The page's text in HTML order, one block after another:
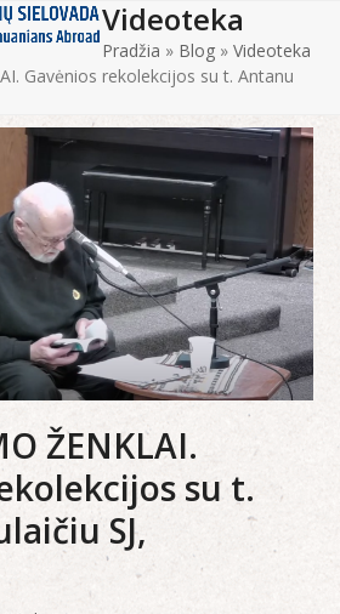
Videoteka
Pradžia » Blog »Videoteka
Gavėnios rekolekcijos su t. Antanu
ŽENKLAI.
su t.
SJ,